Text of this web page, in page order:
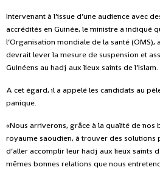
Intervenant à l’issue d’une audience avec
accrédités en Guinée, le ministre a indiqué
l’Organisation mondiale de la santé (OMS),
devrait lever la mesure de suspension et
Guinéens au hadj aux lieux saints de l’Islam.
A cet égard, il a appelé les candidats au
panique.
«Nous arriverons, grâce à la qualité de nos
royaume saoudien, à trouver des
d’aller accomplir leur hadj aux lieux saints
mêmes bonnes relations que nous